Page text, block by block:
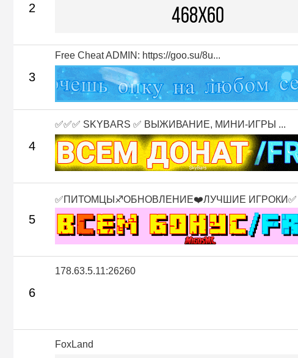
2
3
Free Cheat ADMIN: https://goo.su/8u...
4
✅✅✅ SKYBARS ✅ ВЫЖИВАНИЕ, МИНИ-ИГРЫ ...
5
✅ПИТОМЦЫ♐ОБНОВЛЕНИЕ❤️ЛУЧШИЕ ИГРОКИ✅
6
178.63.5.11:26260
FoxLand